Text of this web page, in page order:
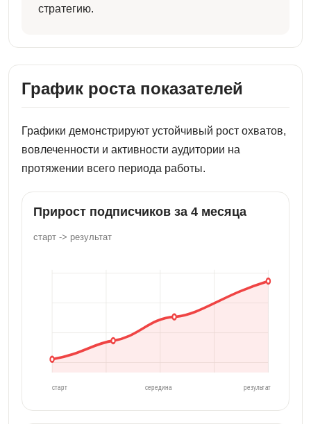
стратегию.
График роста показателей
Графики демонстрируют устойчивый рост охватов,
вовлеченности и активности аудитории на
протяжении всего периода работы.
Прирост подписчиков за 4 месяца
старт -> результат
старт середина результат